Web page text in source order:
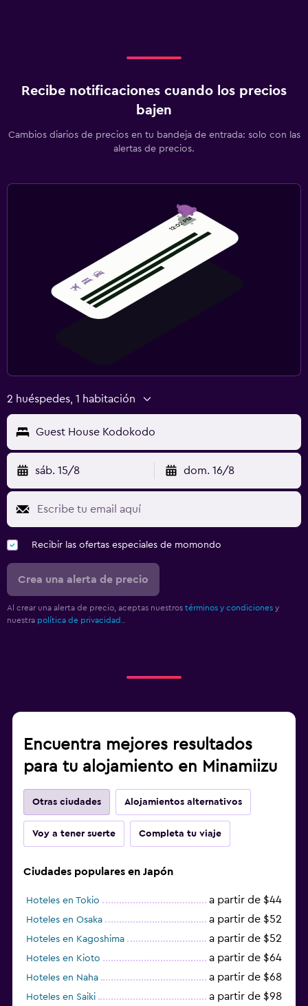
Recibe notificaciones cuando los precios
bajen
Cambios diarios de precios en tu bandeja de entrada: solo con las
alertas de precios.
2 huéspedes, 1 habitación
Guest House Kodokodo
sáb. 15/8 dom. 16/8
Recibir las ofertas especiales de momondo
Crea una alerta de precio
Al crear una alerta de precio, aceptas nuestros términos y condiciones y
nuestra política de privacidad.
Encuentra mejores resultados
para tu alojamiento en Minamiizu
Otras ciudades Alojamientos alternativos
Voy a tener suerte Completa tu viaje
Ciudades populares en Japón
Hoteles en Tokio a partir de $44
Hoteles en Osaka a partir de $52
Hoteles en Kagoshima a partir de $52
Hoteles en Kioto a partir de $64
Hoteles en Naha a partir de $68
Hoteles en Saiki a partir de $98